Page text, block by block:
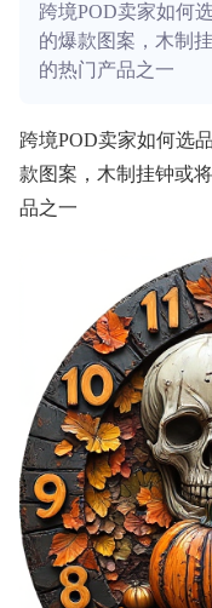
跨境POD卖家如何
的爆款图案，木制
的热门产品之一
跨境POD卖家如何选
款图案，木制挂钟或
品之一